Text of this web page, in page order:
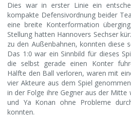
Dies war in erster Linie ein
kompakte Defensivordnung beider
eine breite Konterformation
Stellung hatten Hannovers Sechser
zu den Außenbahnen, konnten diese
Das 1:0 war ein Sinnbild für dieses
die selbst gerade einen Konter
Hälfte den Ball verloren, waren mit
vier Akteure aus dem Spiel
in der Folge ihre Gegner aus der Mitte
und Ya Konan ohne Probleme
konnten.